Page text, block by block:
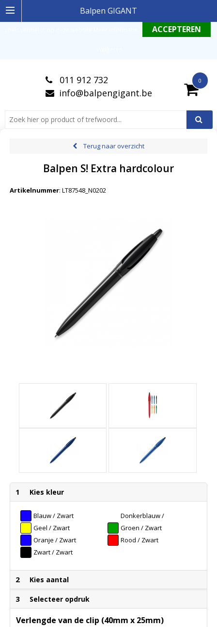
Balpen GIGANT
0
011 912 732
info@balpengigant.be
Terug naar overzicht
Balpen S! Extra hardcolour
Artikelnummer: LT87548_N0202
1 Kies kleur
Blauw / Zwart
Donkerblauw /
Zwart
Geel / Zwart
Groen / Zwart
Oranje / Zwart
Rood / Zwart
Zwart / Zwart
2 Kies aantal
3 Selecteer opdruk
Verlengde van de clip (40mm x 25mm)
Ingelogde gebruiker stemt in met de geldende omgang productinformatie